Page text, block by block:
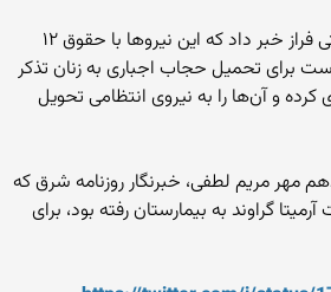
اواسط مرداد نشریه اینترنتی فراز خبر داد که این نیروها با حقوق ۱۲
برای تحمیل حجاب اجباری به زنان تذکر
کرده و آن‌ها را به نیروی انتظامی تحویل
مهر مریم لطفی، خبرنگار روزنامه شرق که
گراوند به بیمارستان رفته بود، برای